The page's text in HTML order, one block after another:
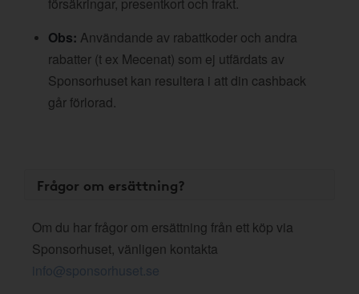
Obs: Användande av rabattkoder och andra
rabatter (t ex Mecenat) som ej utfärdats av
Sponsorhuset kan resultera i att din cashback
går förlorad.
Frågor om ersättning?
Om du har frågor om ersättning från ett köp via
Sponsorhuset, vänligen kontakta
info@sponsorhuset.se